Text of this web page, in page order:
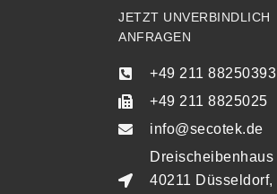
JETZT UNVERBINDLICH
ANFRAGEN
+49 211 88250393
+49 211 8825025
info@secotek.de
Dreischeibenhaus
40211 Düsseldorf,